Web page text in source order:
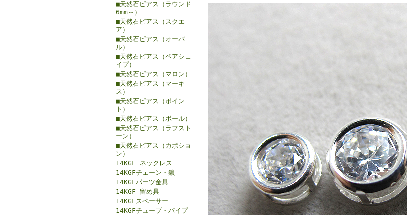
■天然石ピアス（ラウンド
6mm～）
■天然石ピアス（スクエ
ア）
■天然石ピアス（オーバ
ル）
■天然石ピアス（ペアシェ
イプ）
■天然石ピアス（マロン）
■天然石ピアス（マーキ
ス）
■天然石ピアス（ポイン
ト）
■天然石ピアス（ボール）
■天然石ピアス（ラフスト
ーン）
■天然石ピアス（カボショ
ン）
14KGF ネックレス
14KGFチェーン・鎖
14KGFパーツ金具
14KGF 留め具
14KGFスペーサー
14KGFチューブ・パイプ